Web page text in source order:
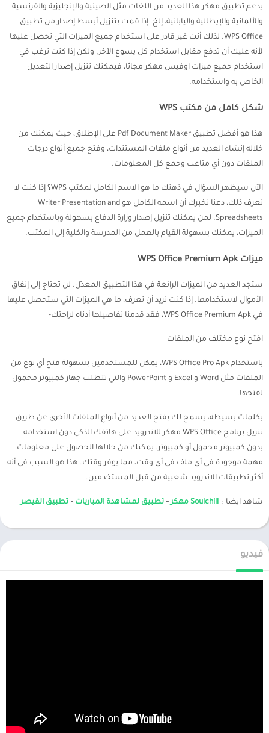
يدعم تطبيق مهكر هذا العديد من اللغات مثل الصينية والإنجليزية والفرنسية
والألمانية والإيطالية واليابانية، إلخ. إذا قمت بتنزيل أبسط إصدار من تطبيق
WPS Office. لذلك أنت غير قادر على استخدام جميع الميزات التي تحصل عليها
لأنه عليك أن تدفع مقابل استخدام كل يسوع الآخر. ولكن إذا كنت ترغب في
استخدام جميع ميزات اوفيس مهكر مجانًا، فيمكنك تنزيل إصدار التعديل
الخاص به واستخدامه.
شكل كامل من مكتب WPS
هذا هو أفضل تطبيق Pdf Document Maker على الإطلاق، حيث يمكنك من
خلاله إنشاء العديد من أنواع ملفات المستندات، وفتح جميع أنواع درجات
الملفات دون أي متاعب وجمع كل المعلومات.
الآن سيظهر السؤال في ذهنك ما هو الاسم الكامل لمكتب WPS؟ إذا كنت لا
تعرف ذلك، دعنا نخبرك أن اسمه الكامل هو Writer Presentation and
Spreadsheets. لمن يمكنك تنزيل إصدار وزارة الدفاع بسهولة وباستخدام جميع
الميزات، يمكنك بسهولة القيام بالعمل من المدرسة والكلية إلى المكتب.
ميزات WPS Office Premium Apk
ستجد العديد من الميزات الرائعة في هذا التطبيق المعدّل. لن تحتاج إلى إنفاق
الأموال لاستخدامها. إذا كنت تريد أن تعرف، ما هي الميزات التي ستحصل عليها
في WPS Office Premium Apk، فقد قدمنا تفاصيلها أدناه لراحتك-
افتح نوع مختلف من الملفات
باستخدام WPS Office Pro Apk، يمكن للمستخدمين بسهولة فتح أي نوع من
الملفات مثل Word و Excel و PowerPoint والتي تتطلب جهاز كمبيوتر محمول
لفتحها.
بكلمات بسيطة، يسمح لك بفتح العديد من أنواع الملفات الأخرى عن طريق
تنزيل برنامج WPS Office مهكر للاندرويد على هاتفك الذكي دون استخدامه
بدون كمبيوتر محمول أو كمبيوتر. يمكنك من خلالها الحصول على معلومات
مهمة موجودة في أي ملف في أي وقت، مما يوفر وقتك. هذا هو السبب في أنه
أكثر تطبيقات الاندرويد شعبية من قبل المستخدمين.
شاهد ايضا ; Soulchill مهكر – تطبيق لمشاهدة المباريات – تطبيق القيصر
فيديو